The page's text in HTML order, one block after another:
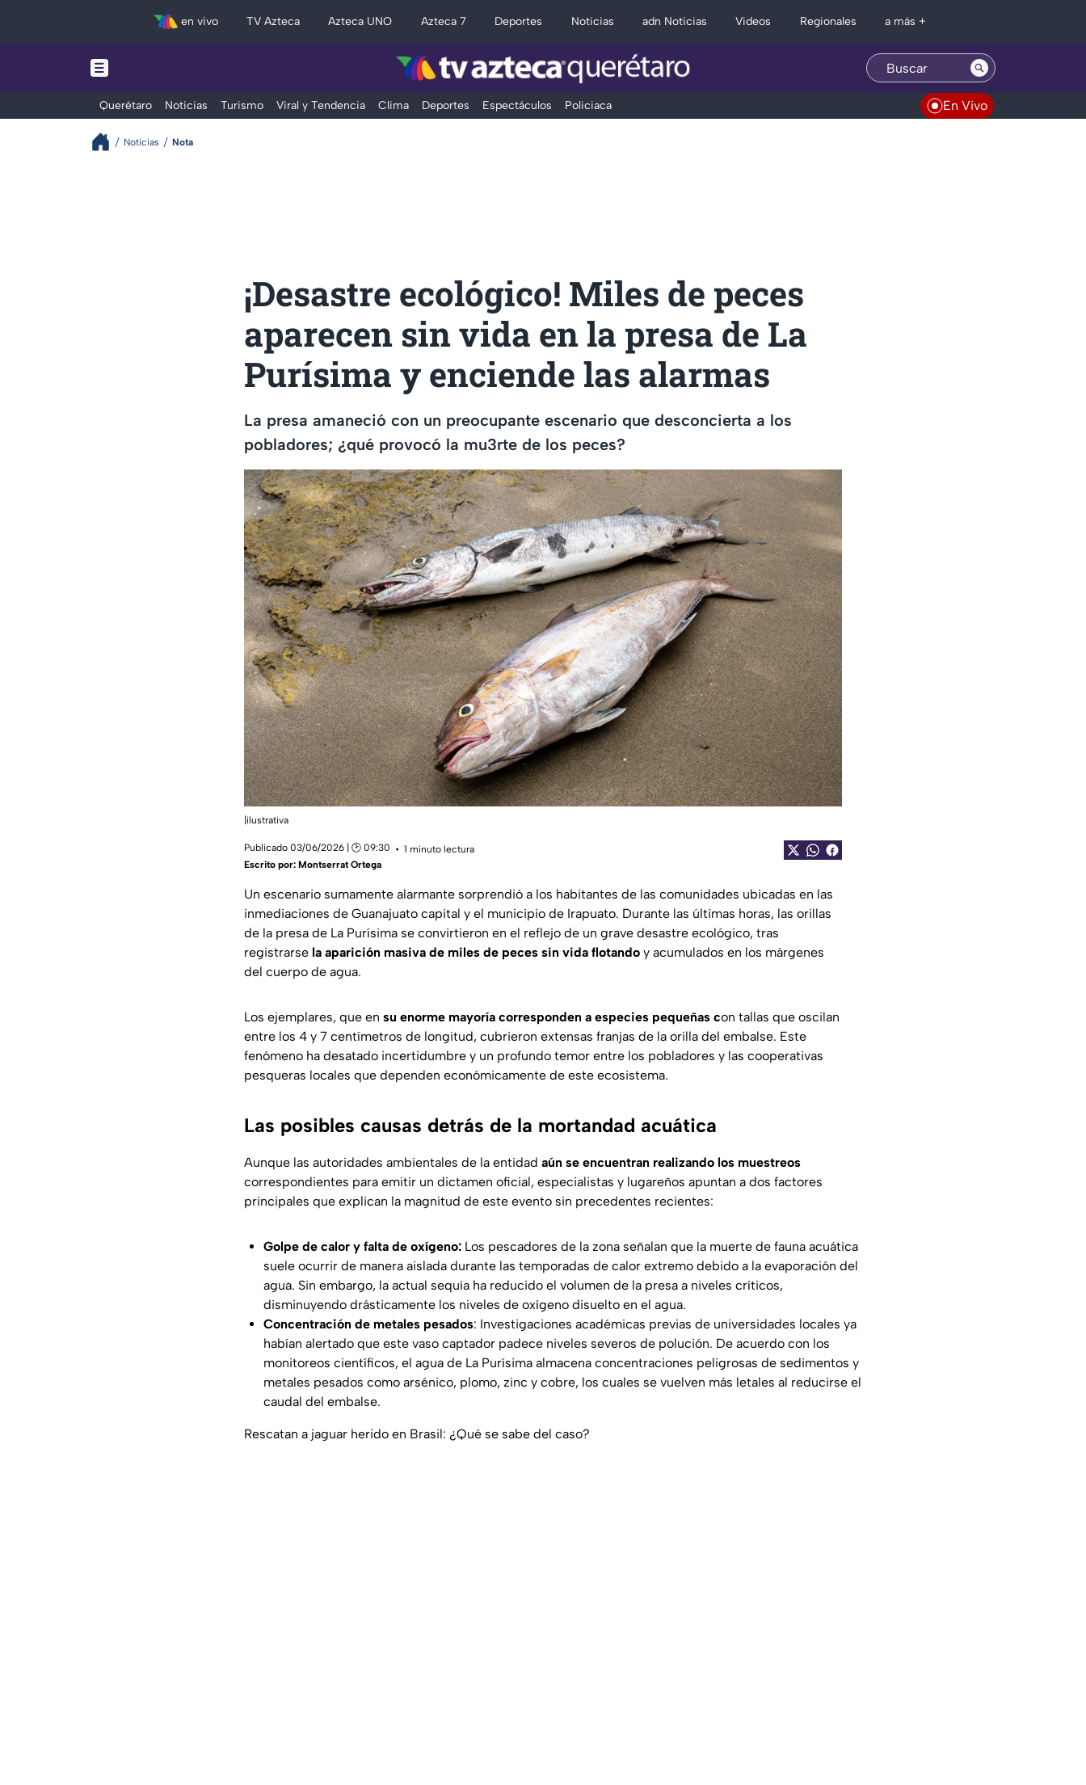
en vivo TV Azteca Azteca UNO Azteca 7 Deportes Noticias adn Noticias Videos Regionales a más +
Querétaro Noticias Turismo Viral y Tendencia Clima Deportes Espectáculos Policiaca En Vivo
Noticias Nota
¡Desastre ecológico! Miles de peces
aparecen sin vida en la presa de La
Purísima y enciende las alarmas
La presa amaneció con un preocupante escenario que desconcierta a los
pobladores; ¿qué provocó la mu3rte de los peces?
|ilustrativa
Publicado 03/06/2026 | 🕑 09:30
1 minuto lectura
Escrito por: Montserrat Ortega
Un escenario sumamente alarmante sorprendió a los habitantes de las comunidades ubicadas en las
inmediaciones de Guanajuato capital y el municipio de Irapuato. Durante las últimas horas, las orillas
de la presa de La Purísima se convirtieron en el reflejo de un grave desastre ecológico, tras
registrarse la aparición masiva de miles de peces sin vida flotando y acumulados en los márgenes
del cuerpo de agua.
Los ejemplares, que en su enorme mayoría corresponden a especies pequeñas con tallas que oscilan
entre los 4 y 7 centímetros de longitud, cubrieron extensas franjas de la orilla del embalse. Este
fenómeno ha desatado incertidumbre y un profundo temor entre los pobladores y las cooperativas
pesqueras locales que dependen económicamente de este ecosistema.
Las posibles causas detrás de la mortandad acuática
Aunque las autoridades ambientales de la entidad aún se encuentran realizando los muestreos
correspondientes para emitir un dictamen oficial, especialistas y lugareños apuntan a dos factores
principales que explican la magnitud de este evento sin precedentes recientes:
Golpe de calor y falta de oxígeno: Los pescadores de la zona señalan que la muerte de fauna acuática
suele ocurrir de manera aislada durante las temporadas de calor extremo debido a la evaporación del
agua. Sin embargo, la actual sequía ha reducido el volumen de la presa a niveles críticos,
disminuyendo drásticamente los niveles de oxígeno disuelto en el agua.
Concentración de metales pesados: Investigaciones académicas previas de universidades locales ya
habían alertado que este vaso captador padece niveles severos de polución. De acuerdo con los
monitoreos científicos, el agua de La Purísima almacena concentraciones peligrosas de sedimentos y
metales pesados como arsénico, plomo, zinc y cobre, los cuales se vuelven más letales al reducirse el
caudal del embalse.
Rescatan a jaguar herido en Brasil: ¿Qué se sabe del caso?